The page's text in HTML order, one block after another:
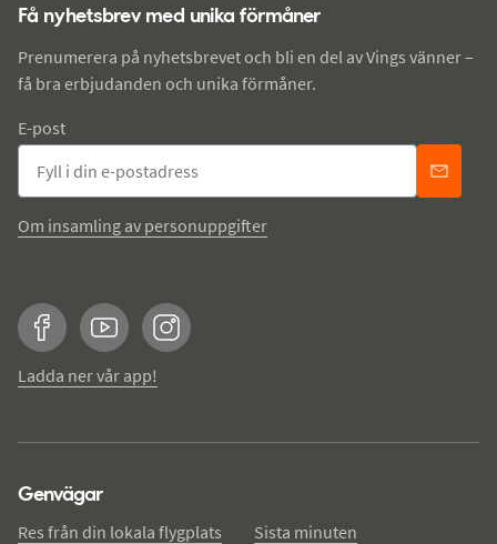
Få nyhetsbrev med unika förmåner
Prenumerera på nyhetsbrevet och bli en del av Vings vänner –
få bra erbjudanden och unika förmåner.
E-post
Om insamling av personuppgifter
FacebookYouTubeInstagram
Ladda ner vår app!
Genvägar
Res från din lokala flygplats
Sista minuten